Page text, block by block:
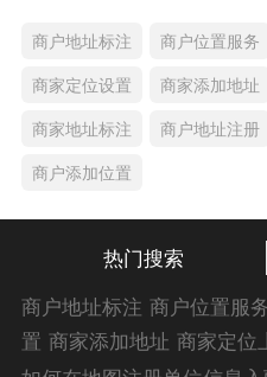
商户地址标注 商户位置服务
商家定位设置
商家添加地址
商家地址标注
商户地址注册
商户添加位置
热门搜索
商户地址标注 商户位置服
置 商家添加地址 商家定位